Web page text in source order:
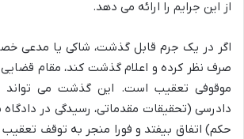
از این جرایم را ارائه می دهد.
اگر در یک جرم قابل گذشت، شاکی یا مدعی
صرف نظر کرده و اعلام گذشت کند، مقام
موقوفی تعقیب است. این گذشت می تواند
دادرسی (تحقیقات مقدماتی، رسیدگی در
حکم) اتفاق بیفتد و فورا منجر به توقف